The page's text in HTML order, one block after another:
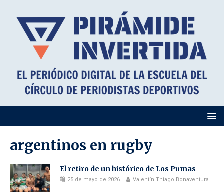
argentinos en rugby
El retiro de un histórico de Los Pumas
25 de mayo de 2026 Valentín Thiago Bonaventura